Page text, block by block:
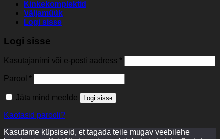
Kinkekomplektid
Väljamüük
Logi sisse
Logi sisse
Kasutajanimi või e-posti aadress *
Parool *
Jäta mind meelde Logi sisse
Kaotasid parooli?
Kasutame küpsiseid, et tagada teile mugav veebilehe